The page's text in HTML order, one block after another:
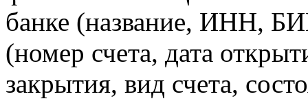
банке (название, ИНН,
(номер счета, дата
закрытия, вид счета,